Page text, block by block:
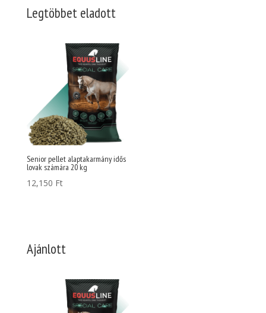
Legtöbbet eladott
Senior pellet alaptakarmány idős
lovak számára 20 kg
12,150 Ft
Ajánlott